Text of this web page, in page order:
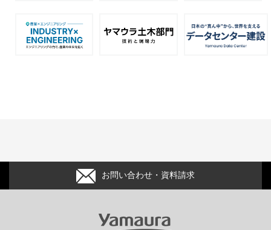
お問い合わせ・資料請求